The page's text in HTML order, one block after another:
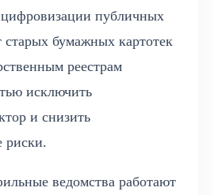
публичных
старых бумажных картотек
реестрам
исключить
и снизить
риски.
ведомства работают